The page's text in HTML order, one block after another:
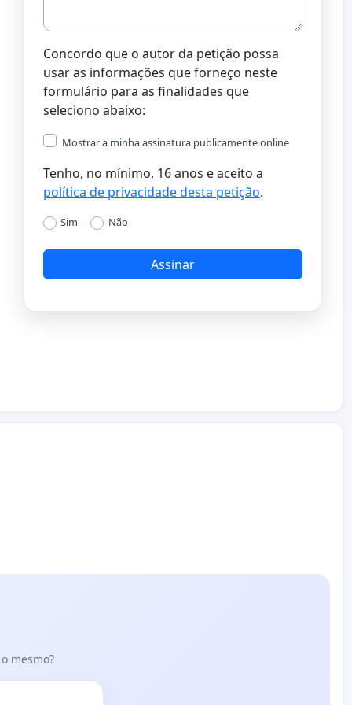
Concordo que o autor da petição possa
usar as informações que forneço neste
formulário para as finalidades que
seleciono abaixo:
Mostrar a minha assinatura publicamente online
Tenho, no mínimo, 16 anos e aceito a
política de privacidade desta petição.
Sim Não
Assinar
mesmo?